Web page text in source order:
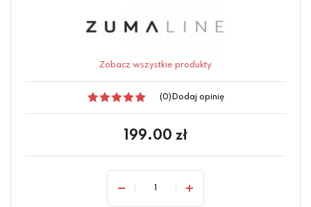
Zobacz wszystkie produkty
(0) Dodaj opinię
199.00 zł